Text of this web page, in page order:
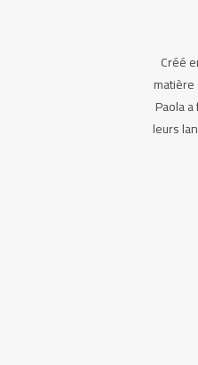
Créé
Paola
leurs